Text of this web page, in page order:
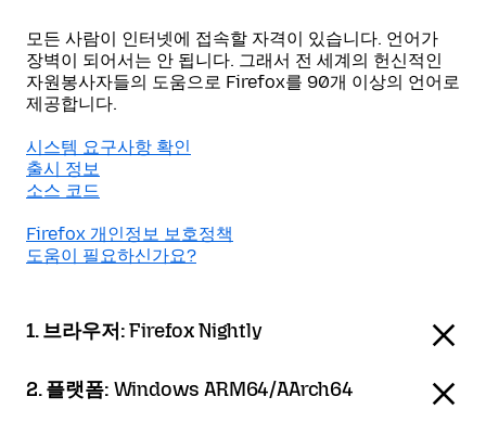
모든 사람이 인터넷에 접속할 자격이 있습니다. 언어가
장벽이 되어서는 안 됩니다. 그래서 전 세계의 헌신적인
자원봉사자들의 도움으로 Firefox를 90개 이상의 언어로
제공합니다.
시스템 요구사항 확인
출시 정보
소스 코드
Firefox 개인정보 보호정책
도움이 필요하신가요?
1. 브라우저:Firefox Nightly
2. 플랫폼: Windows ARM64/AArch64